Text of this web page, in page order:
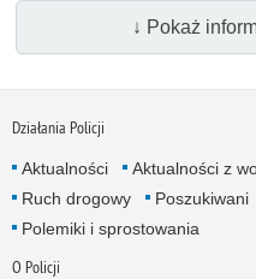
↓ Pokaż
Działania Policji
Aktualności Aktualności z
Ruch drogowy
Poszukiwani
Polemiki i sprostowania
O Policji